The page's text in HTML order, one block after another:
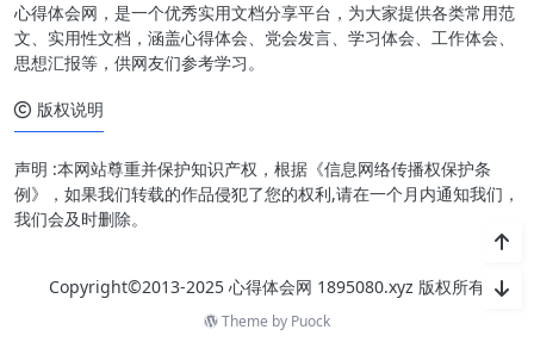
心得体会网，是一个优秀实用文档分享平台，为大家提供各类常用范
文、实用性文档，涵盖心得体会、党会发言、学习体会、工作体会、
思想汇报等，供网友们参考学习。
版权说明
声明 :本网站尊重并保护知识产权，根据《信息网络传播权保护条
例》，如果我们转载的作品侵犯了您的权利,请在一个月内通知我们，
我们会及时删除。
Copyright©2013-2025 心得体会网 1895080.xyz 版权所有
Theme by Puock